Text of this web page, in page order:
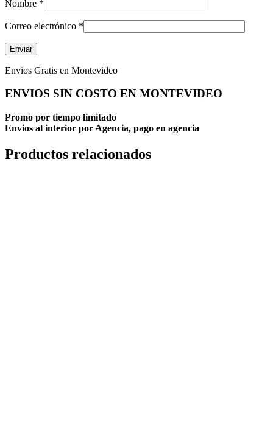
Nombre *
Correo electrónico *
Envios Gratis en Montevideo
ENVIOS SIN COSTO EN MONTEVIDEO
Promo por tiempo limitado
Envios al interior por Agencia, pago en agencia
Productos relacionados